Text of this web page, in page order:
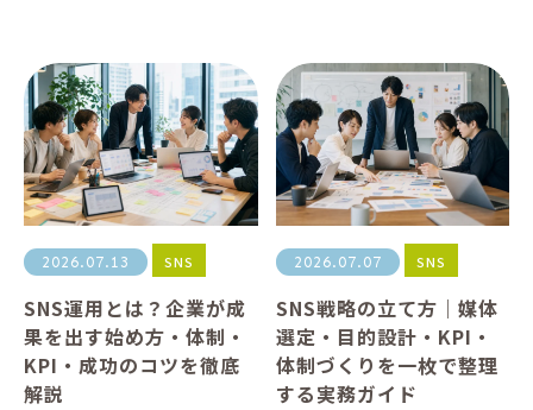
2026.07.13 SNS
SNS運用とは？企業が成
果を出す始め方・体制・
KPI・成功のコツを徹底
解説
2026.07.07 SNS
SNS戦略の立て方｜媒体
選定・目的設計・KPI・
体制づくりを一枚で整理
する実務ガイド